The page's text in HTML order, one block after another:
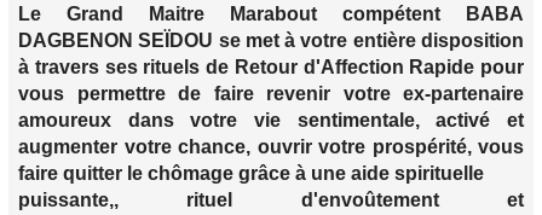
Le Grand Maitre Marabout compétent BABA
DAGBENON SEÏDOU se met à votre entière disposition
à travers ses rituels de Retour d'Affection Rapide pour
vous permettre de faire revenir votre ex-partenaire
amoureux dans votre vie sentimentale, activé et
augmenter votre chance, ouvrir votre prospérité, vous
faire quitter le chômage grâce à une aide spirituelle
puissante,, rituel d'envoûtement et